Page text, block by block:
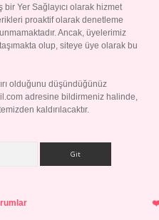
bir Yer Sağlayıcı olarak hizmet
proaktif olarak denetleme
Ancak, üyelerimiz
olup, siteye üye olarak bu
olduğunu düşündüğünüz
adresine bildirmeniz halinde,
kaldırılacaktır.